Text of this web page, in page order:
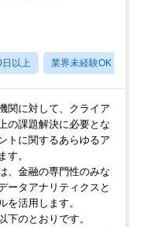
以上 業界未経験OK
関に対して、クライア
の課題解決に必要とな
トに関するあらゆるア
す。
、金融の専門性のみな
ータアナリティクスと
を活用します。
下のとおりです。